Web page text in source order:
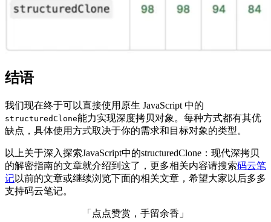
结语
我们现在终于可以直接使用原生 JavaScript 中的
structuredClone能力实现深度拷贝对象。每种方式都有其优
缺点，具体使用方式取决于你的需求和目标对象的类型。
以上关于深入探索JavaScript中的structuredClone：现代深拷贝
的解密指南的文章就介绍到这了，更多相关内容请搜索码云笔
记以前的文章或继续浏览下面的相关文章，希望大家以后多多
支持码云笔记。
「点点赞赏，手留余香」